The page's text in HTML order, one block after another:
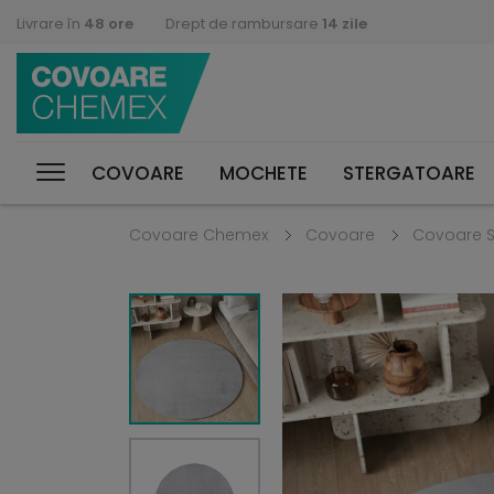
Livrare în 48 ore Drept de rambursare 14 zile
COVOARE MOCHETE STERGATOARE
Covoare Chemex Covoare Covoare